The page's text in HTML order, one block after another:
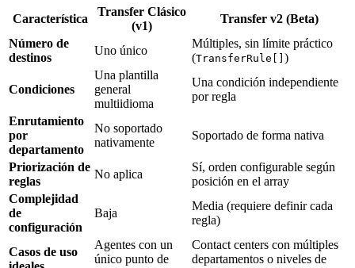
Característica
Transfer Clásico
(v1)
Transfer v2 (Beta)
Número de
destinos
Uno único
Múltiples, sin límite práctico
(TransferRule[] )
Condiciones
Una plantilla
general
multiidioma
Una condición independiente
por regla
Enrutamiento
por
departamento
No soportado
nativamente
Soportado de forma nativa
Priorización de
reglas
No aplica
Sí, orden configurable según
posición en el array
Complejidad
de
configuración
Baja
Media (requiere definir cada
regla)
Casos de uso
Agentes con un
único punto de
Contact centers con múltiples
departamentos o niveles de